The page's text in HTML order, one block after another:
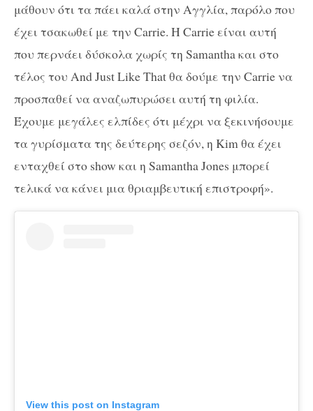
μάθουν ότι τα πάει καλά στην Αγγλία, παρόλο που
έχει τσακωθεί με την Carrie. Η Carrieείναι αυτή
που περνάει δύσκολα χωρίς τη Samanthaκαι στο
τέλος του AndJustLikeThatθα δούμε την Carrieνα
προσπαθεί να αναζωπυρώσει αυτή τη φιλία.
Έχουμε μεγάλες ελπίδες ότι μέχρι να ξεκινήσουμε
τα γυρίσματα της δεύτερης σεζόν, η Kimθα έχει
ενταχθεί στο show και η SamanthaJones μπορεί
τελικά να κάνει μια θριαμβευτική επιστροφή».
View this post on Instagram